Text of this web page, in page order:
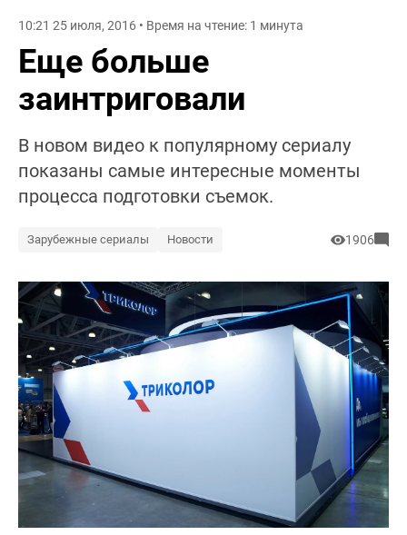
10:21 25 июля, 2016 • Время на чтение: 1 минута
Еще больше
заинтриговали
В новом видео к популярному сериалу
показаны самые интересные моменты
процесса подготовки съемок.
Зарубежные сериалы Новости 1906